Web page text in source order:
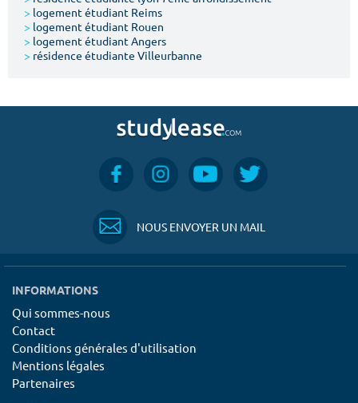
> logement étudiant Reims
> logement étudiant Rouen
> logement étudiant Angers
> résidence étudiante Villeurbanne
NOUS ENVOYER UN MAIL
INFORMATIONS
Qui sommes-nous
Contact
Conditions générales d'utilisation
Mentions légales
Partenaires